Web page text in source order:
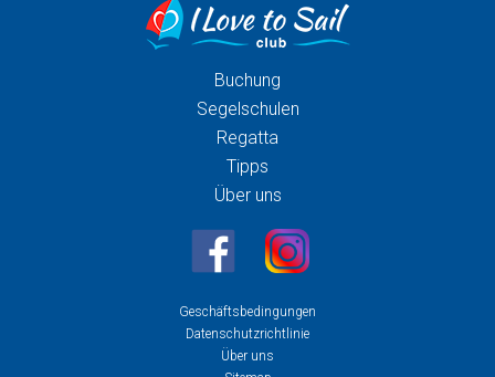
Buchung
Segelschulen
Regatta
Tipps
Über uns
Geschäftsbedingungen
Datenschutzrichtlinie
Über uns